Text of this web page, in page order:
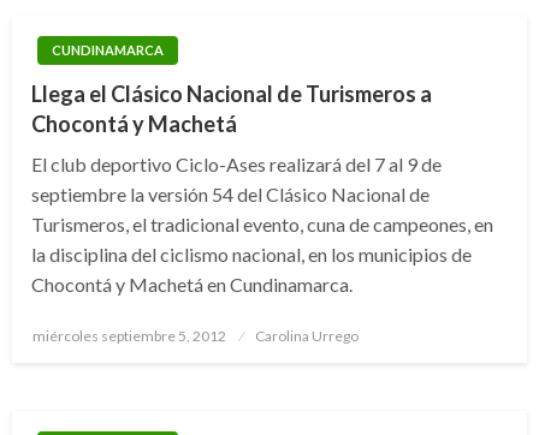
CUNDINAMARCA
Llega el Clásico Nacional de Turismeros a
Chocontá y Machetá
El club deportivo Ciclo-Ases realizará del 7 al 9 de
septiembre la versión 54 del Clásico Nacional de
Turismeros, el tradicional evento, cuna de campeones, en
la disciplina del ciclismo nacional, en los municipios de
Chocontá y Machetá en Cundinamarca.
Publicado
miércoles septiembre 5, 2012 Carolina Urrego